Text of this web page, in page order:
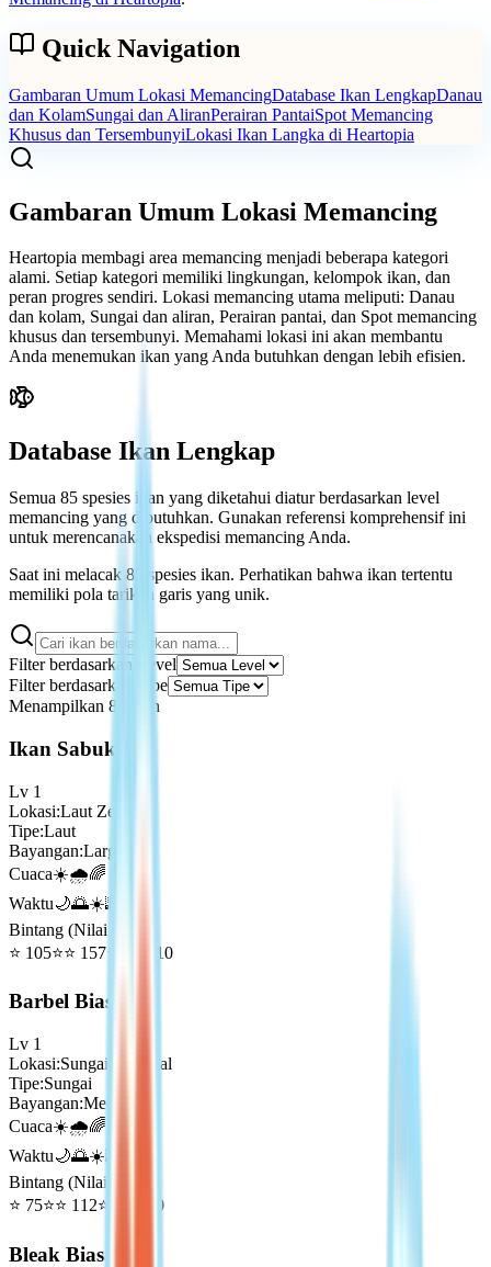
Quick Navigation
Gambaran Umum Lokasi MemancingDatabase Ikan LengkapDanau
dan KolamSungai dan AliranPerairan PantaiSpot Memancing
Khusus dan TersembunyiLokasi Ikan Langka di Heartopia
Gambaran Umum Lokasi Memancing
Heartopia membagi area memancing menjadi beberapa kategori
alami. Setiap kategori memiliki lingkungan, kelompok ikan, dan
peran progres sendiri. Lokasi memancing utama meliputi: Danau
dan kolam, Sungai dan aliran, Perairan pantai, dan Spot memancing
khusus dan tersembunyi. Memahami lokasi ini akan membantu
Anda menemukan ikan yang Anda butuhkan dengan lebih efisien.
Database Ikan Lengkap
Semua 85 spesies ikan yang diketahui diatur berdasarkan level
memancing yang dibutuhkan. Gunakan referensi komprehensif ini
untuk merencanakan ekspedisi memancing Anda.
Saat ini melacak 85 spesies ikan. Perhatikan bahwa ikan tertentu
memiliki pola tarikan garis yang unik.
Filter berdasarkan Level
Filter berdasarkan Tipe
Menampilkan 81 ikan
Ikan Sabuk
Lv 1
Lokasi:Laut Zephyr
Tipe:Laut
Bayangan:Large
Cuaca☀️🌧️🌈
Waktu🌙🌅☀️🌇
Bintang (Nilai Emas)
⭐ 105⭐⭐ 157⭐⭐⭐ 210
Barbel Biasa
Lv 1
Lokasi:Sungai Dangkal
Tipe:Sungai
Bayangan:Medium
Cuaca☀️🌧️🌈
Waktu🌙🌅☀️🌇
Bintang (Nilai Emas)
⭐ 75⭐⭐ 112⭐⭐⭐ 150
Bleak Biasa